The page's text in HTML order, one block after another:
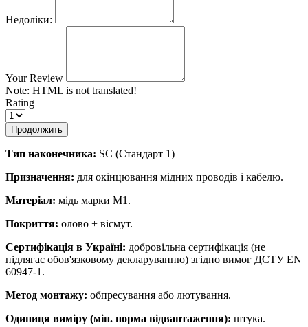
Недоліки:
Your Review
Note: HTML is not translated!
Rating
Продолжить
Тип наконечника: SC (Стандарт 1)
Призначення: для окінцювання мідних проводів і кабелю.
Матеріал: мідь марки М1.
Покриття: олово + вісмут.
Сертифікація в Україні: добровільна сертифікація (не
підлягає обов'язковому декларуванню) згідно вимог ДСТУ EN
60947-1.
Метод монтажу: обпресування або лютування.
Одиниця виміру (мін. норма відвантаження): штука.